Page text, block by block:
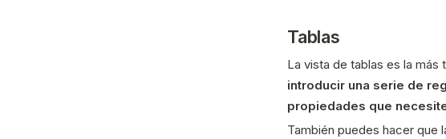
Tablas
La vista de tablas es la
introducir una serie de
propiedades que
También puedes hacer que